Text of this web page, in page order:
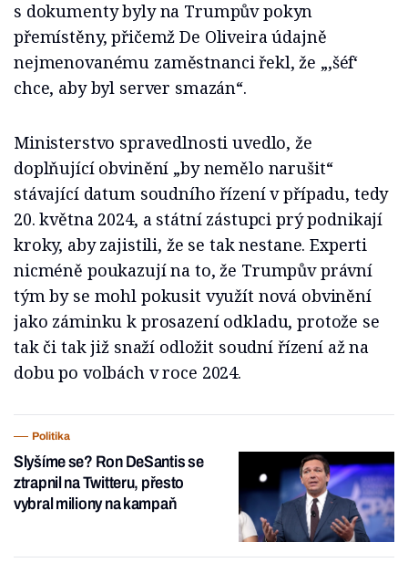
s dokumenty byly na Trumpův pokyn
přemístěny, přičemž De Oliveira údajně
nejmenovanému zaměstnanci řekl, že „‚šéf‘
chce, aby byl server smazán“.
Ministerstvo spravedlnosti uvedlo, že
doplňující obvinění „by nemělo narušit“
stávající datum soudního řízení v případu, tedy
20. května 2024, a státní zástupci prý podnikají
kroky, aby zajistili, že se tak nestane. Experti
nicméně poukazují na to, že Trumpův právní
tým by se mohl pokusit využít nová obvinění
jako záminku k prosazení odkladu, protože se
tak či tak již snaží odložit soudní řízení až na
dobu po volbách v roce 2024.
Politika
Slyšíme se? Ron DeSantis se
ztrapnil na Twitteru, přesto
vybral miliony na kampaň